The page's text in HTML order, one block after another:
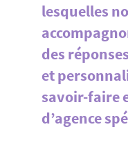
lesquelles
des
et
savoir-faire
d’agence